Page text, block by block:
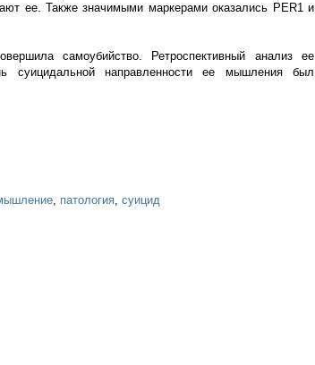
ее. Также значимыми маркерами оказались PER1 и
самоубийство. Ретроспективный анализ ее
суицидальной направленности ее мышления был
, патология, суицид